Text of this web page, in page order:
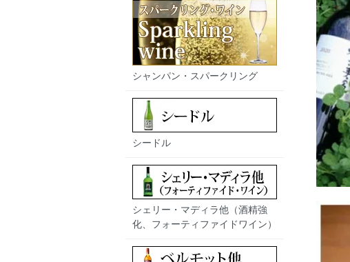
シャンパン・スパークリング
シードル
シェリー・マディラ他（酒精強
化、フォーティファイドワイン）